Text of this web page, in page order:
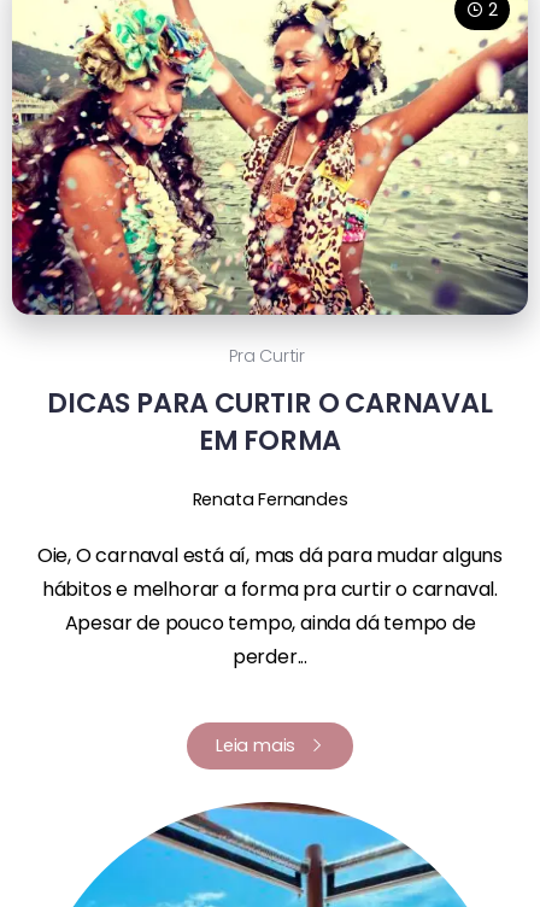
2
Pra Curtir
DICAS PARA CURTIR O CARNAVAL
EM FORMA
Renata Fernandes
Oie, O carnaval está aí, mas dá para mudar alguns
hábitos e melhorar a forma pra curtir o carnaval.
Apesar de pouco tempo, ainda dá tempo de
perder...
Leia mais
Renata Fernandes